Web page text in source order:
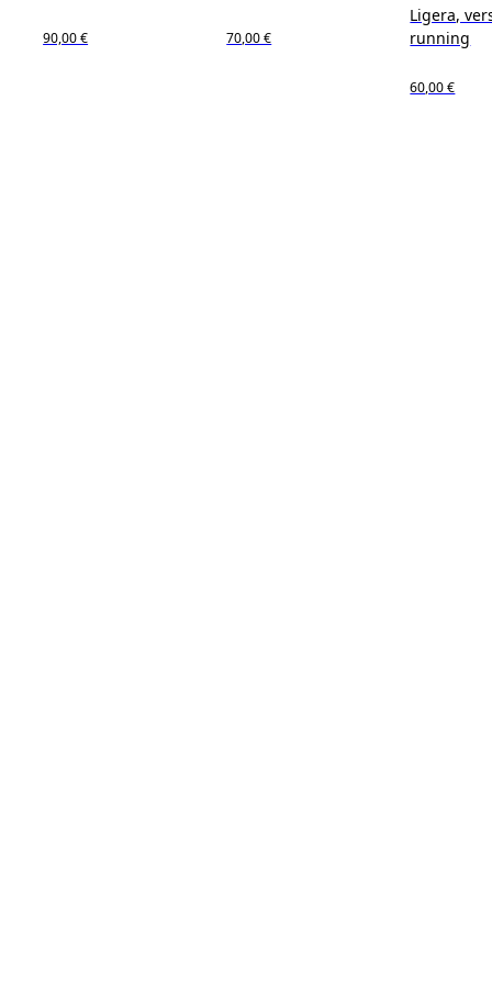
90,00 € 70,00 €
Ligera,
running
60,00 €